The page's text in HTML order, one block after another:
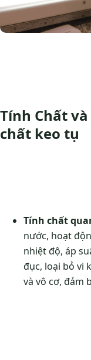
Tính Chất
chất keo tụ
Tính chất
nước, hoạt
nhiệt độ, áp
đục, loại bỏ vi
và vô cơ, đảm